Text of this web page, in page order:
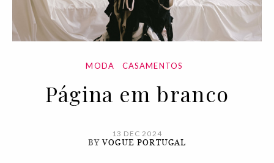
MODA CASAMENTOS
Página em branco
13 DEC 2024
BYVOGUE PORTUGAL